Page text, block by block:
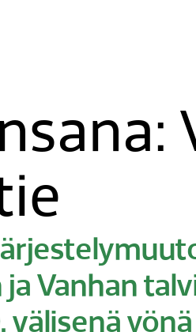
Vanhan
välisenä yönä